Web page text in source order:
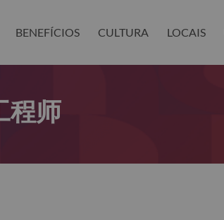
BENEFÍCIOS CULTURA LOCAIS
程师